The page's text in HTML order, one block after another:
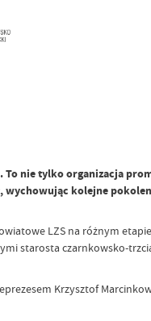
nie tylko organizacja
kolejne
LZS na różnym
starosta czarnkowsko-
Krzysztof